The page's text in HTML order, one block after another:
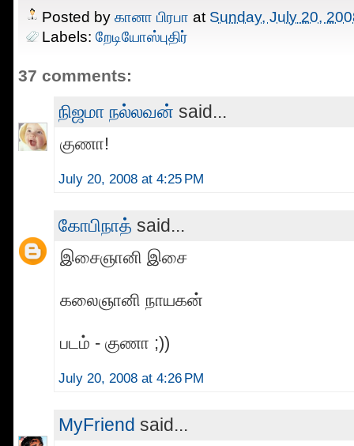
Posted by கானா பிரபா at Sunday, July 20,
Labels: றேடியோஸ்புதிர்
37 comments:
நிஜமா நல்லவன் said...
குணா!
July 20, 2008 at 4:25 PM
கோபிநாத் said...
இசைஞானி இசை
கலைஞானி நாயகன்
படம் - குணா ;))
July 20, 2008 at 4:26 PM
MyFriend said...